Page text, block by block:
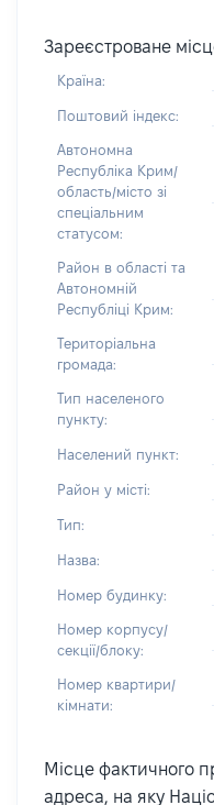
Зареєстроване
Країна:
Поштовий індекс:
Автономна
Республіка Крим/
область/місто зі
спеціальним
статусом:
Район в області та
Автономній
Республіці Крим:
Територіальна
громада:
Тип населеного
пункту:
Населений пункт:
Район у місті:
Тип:
Назва:
Номер будинку:
Номер корпусу/
секції/блоку:
Номер квартири/
кімнати:
Місце фактичного
адреса, на яку